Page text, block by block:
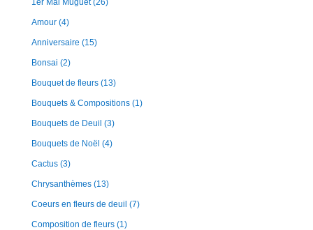
1er Mai Muguet (26)
Amour (4)
Anniversaire (15)
Bonsai (2)
Bouquet de fleurs (13)
Bouquets & Compositions (1)
Bouquets de Deuil (3)
Bouquets de Noël (4)
Cactus (3)
Chrysanthèmes (13)
Coeurs en fleurs de deuil (7)
Composition de fleurs (1)